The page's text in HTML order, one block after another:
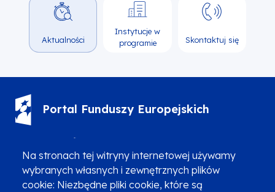
Na stronach tej witryny internetowej używamy
wybranych własnych i zewnętrznych plików
cookie: Niezbędne pliki cookie, które są
Aktualności
Instytucje w
programie
Skontaktuj się
Portal Funduszy Europejskich